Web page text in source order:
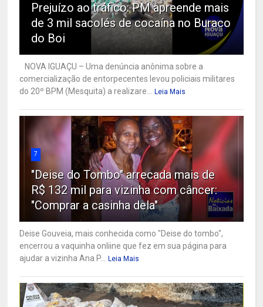
Prejuízo ao tráfico: PM apreende mais
de 3 mil sacolés de cocaína no Buraco
do Boi
NOVA IGUAÇU – Uma denúncia anônima sobre a
comercialização de entorpecentes levou policiais militares
do 20º BPM (Mesquita) a realizare...
Leia Mais
7
"Deise do Tombo" arrecada mais de
R$ 132 mil para vizinha com câncer:
"Comprar a casinha dela"
Deise Gouveia, mais conhecida como "Deise do tombo",
encerrou a vaquinha onliine que fez em sua página para
ajudar a vizinha Ana P...
Leia Mais